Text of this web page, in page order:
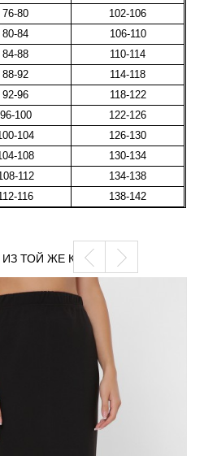
76-80
102-106
80-84
106-110
84-88
110-114
88-92
114-118
92-96
118-122
96-100
122-126
104
126-130
108
130-134
112
134-138
116 138-142
ТОЙ ЖЕ КАТЕГОРИИ